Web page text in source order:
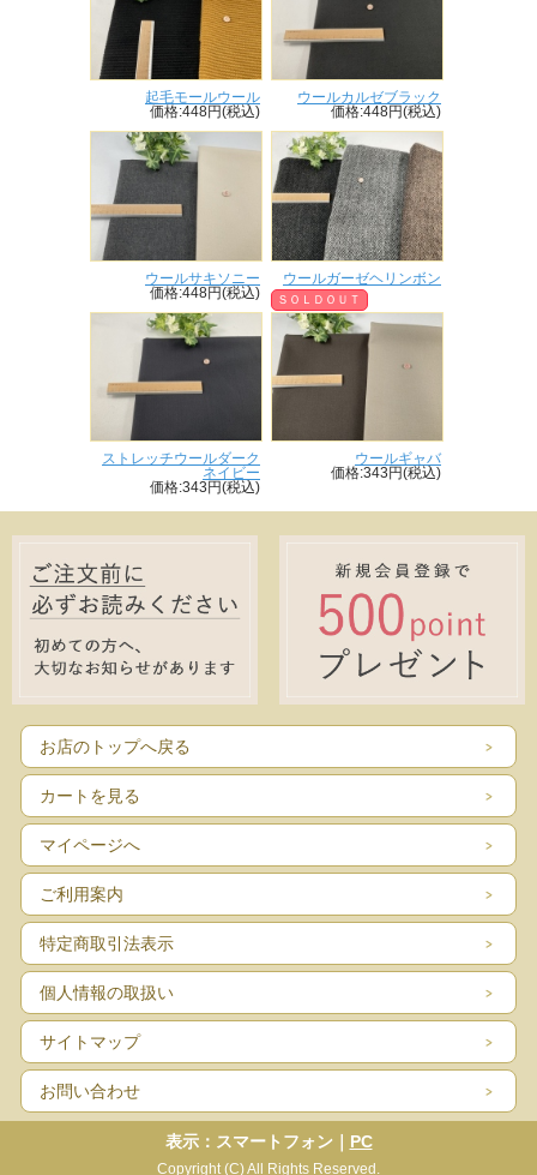
起毛モールウール
価格:448円(税込)
ウールカルゼブラック
価格:448円(税込)
ウールサキソニー
価格:448円(税込)
ウールガーゼヘリンボン
ＳＯＬＤＯＵＴ
ストレッチウールダーク
ネイビー
価格:343円(税込)
ウールギャバ
価格:343円(税込)
お店のトップへ戻る
カートを見る
マイページへ
ご利用案内
特定商取引法表示
個人情報の取扱い
サイトマップ
お問い合わせ
表示：スマートフォン｜ PC
Copyright (C) All Rights Reserved.